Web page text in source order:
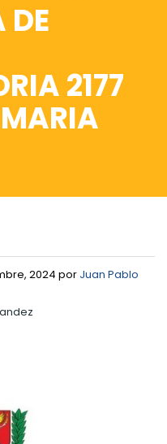
DE
2177
2024 por Juan Pablo